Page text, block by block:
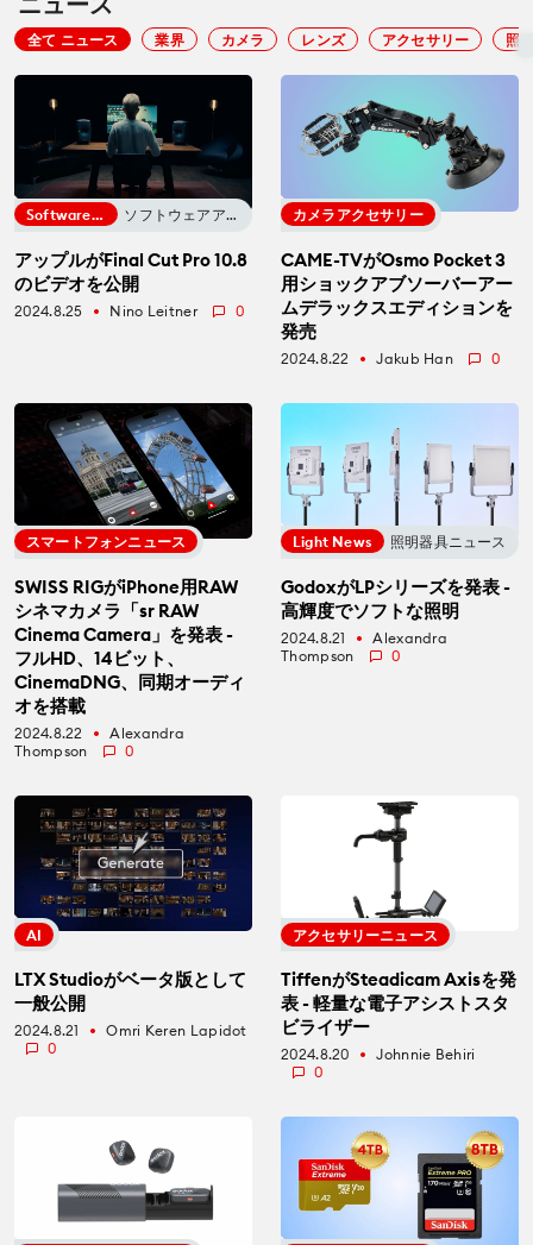
全て ニュース 業界 カメラ レンズ アクセサリー 照
Software Update ソフトウェアアップデート
アップルがFinal Cut Pro 10.8
のビデオを公開
2024.8.25 fiber_manual_record Nino Leitner 0
カメラアクセサリー
CAME-TVがOsmo Pocket 3
用ショックアブソーバーアー
ムデラックスエディションを
発売
2024.8.22 fiber_manual_record Jakub Han 0
スマートフォンニュース
SWISS RIGがiPhone用RAW
シネマカメラ「sr RAW
Cinema Camera」を発表 -
フルHD、14ビット、
CinemaDNG、同期オーディ
オを搭載
2024.8.22 fiber_manual_record
Alexandra
Thompson
0
Light News 照明器具ニュース
GodoxがLPシリーズを発表 -
高輝度でソフトな照明
2024.8.21 fiber_manual_record
Alexandra
Thompson
0
AI
LTX Studioがベータ版として
一般公開
2024.8.21 fiber_manual_record
Omri Keren Lapidot
0
アクセサリーニュース
TiffenがSteadicam Axisを発
表 - 軽量な電子アシストスタ
ビライザー
2024.8.20 fiber_manual_record
Johnnie Behiri
0